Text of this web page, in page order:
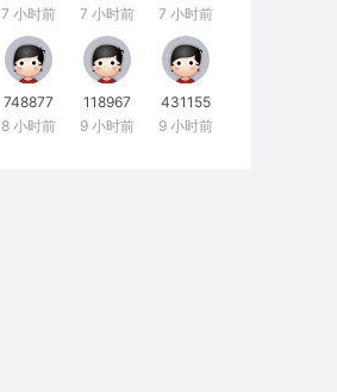
7 小时前
7 小时前
7 小时前
748877
8 小时前
118967
9 小时前
431155
9 小时前